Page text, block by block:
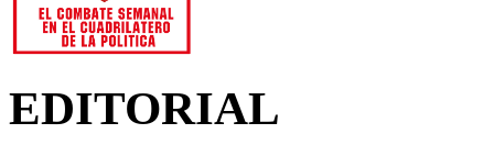
EDITORIAL